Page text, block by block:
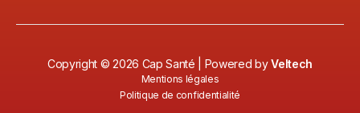
Copyright ©2026 Cap Santé | Powered byVeltech
Mentions légales
Politique de confidentialité